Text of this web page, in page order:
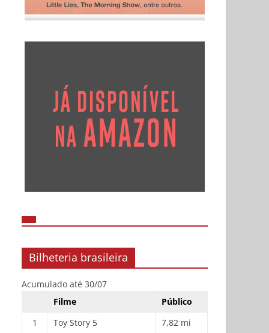
Bilheteria brasileira
Acumulado até 30/07
Filme
Público
1
Toy Story 5
7,82 mi